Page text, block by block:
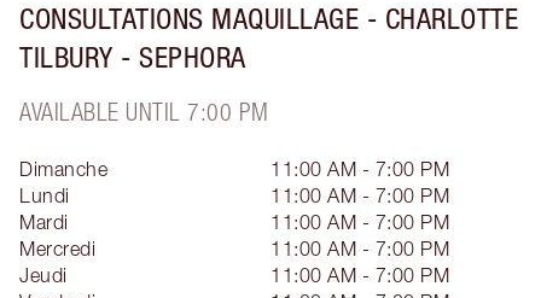
CONSULTATIONS MAQUILLAGE - CHARLOTTE
TILBURY - SEPHORA
AVAILABLE UNTIL 7:00 PM
Dimanche
11:00 AM - 7:00 PM
Lundi
11:00 AM - 7:00 PM
Mardi
11:00 AM - 7:00 PM
Mercredi
11:00 AM - 7:00 PM
Jeudi
11:00 AM - 7:00 PM